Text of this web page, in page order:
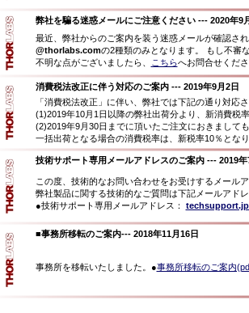
弊社を騙る迷惑メールにご注意ください--- 2020年9
最近、弊社からのご案内を装う迷惑メールが確認さ
@thorlabs.comの2種類のみとなります。 もし不審
不明な点がございましたら、
こちらへお問合せくだ
消費税法改正に伴う対応のご案内 --- 2019年9月2日
「消費税法改正」に伴い、弊社では下記の通り対応
(1)2019年10月1日以降の弊社出荷分より、新消費税
(2)2019年9月30日までに頂いたご注文におきまして
一括出荷となる場合の消費税率は、新税率10％とな
技術サポート専用メールアドレスのご案内 --- 2019年
この度、技術的なお問い合わせをお受けするメール
弊社製品に関する技術的なご質問は下記メールアド
●技術サポート専用メールアドレス：
■事務所移転のご案内--- 2018年11月16日
事務所を移転いたしました。●事務所移転のご案内